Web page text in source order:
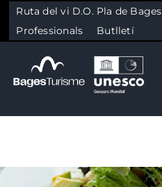
Skip to content
Ruta del vi D.O. Pla de Bages
Professionals
Butlletí